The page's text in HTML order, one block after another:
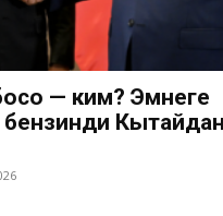
— ким? Эмнеге
Кытайдан